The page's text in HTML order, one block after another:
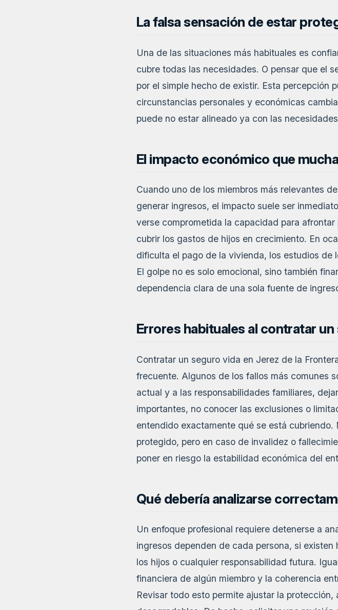
La falsa sensación de estar
Una de las situaciones más habituales es
cubre todas las necesidades. O pensar que el
por el simple hecho de existir. Esta percepción
circunstancias personales y económicas
puede no estar alineado ya con las
El impacto económico que
Cuando uno de los miembros más relevantes
generar ingresos, el impacto suele ser
verse comprometida la capacidad para
cubrir los gastos de hijos en crecimiento. En
dificulta el pago de la vivienda, los estudios de
El golpe no es solo emocional, sino también
dependencia clara de una sola fuente de
Errores habituales al contratar
Contratar un seguro vida en Jerez de la
frecuente. Algunos de los fallos más comunes
actual y a las responsabilidades familiares,
importantes, no conocer las exclusiones o
entendido exactamente qué se está
protegido, pero en caso de invalidez o
poner en riesgo la estabilidad económica del
Qué debería analizarse
Un enfoque profesional requiere detenerse a
ingresos dependen de cada persona, si
los hijos o cualquier responsabilidad futura.
financiera de algún miembro y la coherencia
Revisar todo esto permite ajustar la